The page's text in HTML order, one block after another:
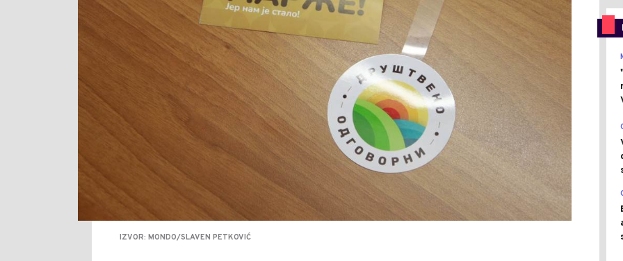
IZVOR: MONDO/SLAVEN PETKOVIĆ